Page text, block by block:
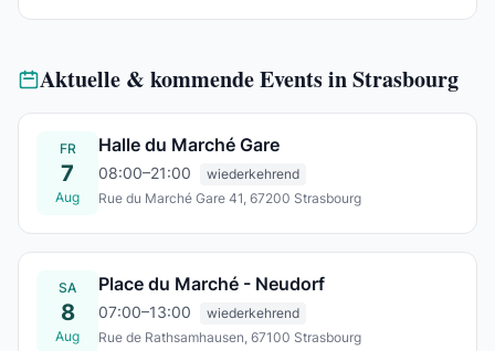
Aktuelle & kommende Events in Strasbourg
FR
7
Aug
Halle du Marché Gare
08:00–21:00
wiederkehrend
Rue du Marché Gare 41, 67200 Strasbourg
SA
8
Aug
Place du Marché - Neudorf
07:00–13:00
wiederkehrend
Rue de Rathsamhausen, 67100 Strasbourg